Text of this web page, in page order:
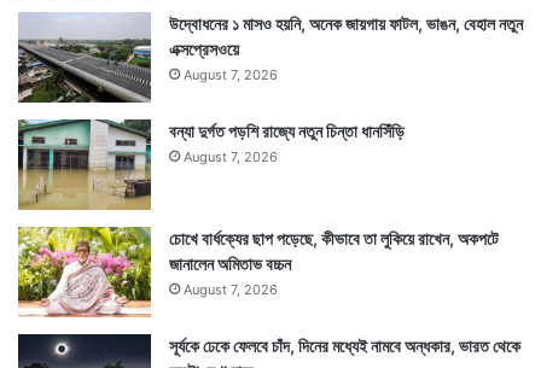
যাঁরা ধূমপান করেন তাঁদের চুলকে রক্ষা করতে ধূমপান ছাড়ার পরামর্শ
দিয়েছেন তিনি। ধূমপানে চুল পাতলা হয়ে যাওয়া বা উঠে যাওয়ার
উদ্বোধনের ১ মাসও হয়নি, অনেক জায়গায় ফাটল, ভাঙন, বেহাল নতুন
এক্সপ্রেসওয়ে
August 7, 2026
বন্যা দুর্গত পড়শি রাজ্যে নতুন চিন্তা ধানসিঁড়ি
August 7, 2026
চোখে বার্ধক্যের ছাপ পড়েছে, কীভাবে তা লুকিয়ে রাখেন, অকপটে
জানালেন অমিতাভ বচ্চন
August 7, 2026
সূর্যকে ঢেকে ফেলবে চাঁদ, দিনের মধ্যেই নামবে অন্ধকার, ভারত থেকে